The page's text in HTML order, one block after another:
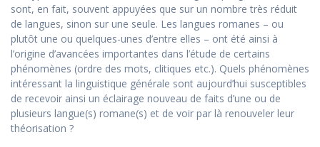
sont, en fait, souvent appuyées que sur un nombre très réduit
de langues, sinon sur une seule. Les langues romanes – ou
plutôt une ou quelques-unes d’entre elles – ont été ainsi à
l’origine d’avancées importantes dans l’étude de certains
phénomènes (ordre des mots, clitiques etc.). Quels phénomènes
intéressant la linguistique générale sont aujourd’hui susceptibles
de recevoir ainsi un éclairage nouveau de faits d’une ou de
plusieurs langue(s) romane(s) et de voir par là renouveler leur
théorisation ?